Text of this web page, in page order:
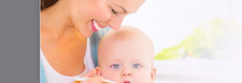
Rady a tipy
Harmonie duše a těla
Zaměstnávání osob ze
zdravotním
postižením